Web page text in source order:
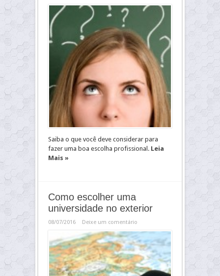
Saiba o que você deve considerar para
fazer uma boa escolha profissional. Leia
Mais »
Como escolher uma
universidade no exterior
08/07/2016 Deixe um comentário